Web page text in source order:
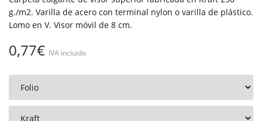
g./m2. Varilla de acero con terminal nylon o varilla de plástico.
Lomo en V. Visor móvil de 8 cm.
0,77€ IVA incluido